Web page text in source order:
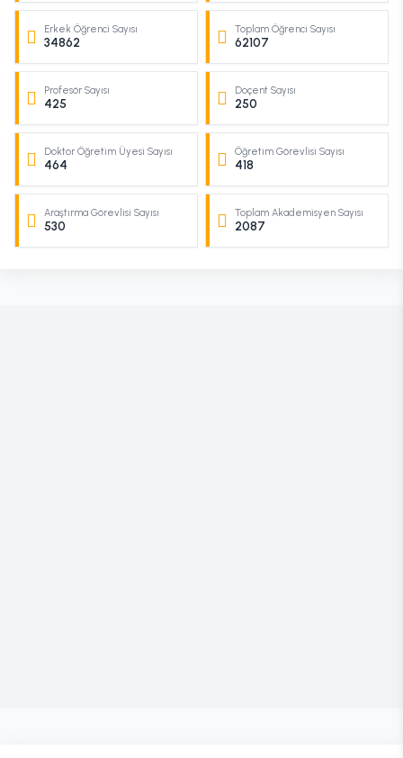
Erkek Öğrenci Sayısı
34862
Toplam Öğrenci Sayısı
62107
Profesör Sayısı
425
Doçent Sayısı
250
Doktor Öğretim Üyesi Sayısı
464
Öğretim Görevlisi Sayısı
418
Araştırma Görevlisi Sayısı
530
Toplam Akademisyen Sayısı
2087